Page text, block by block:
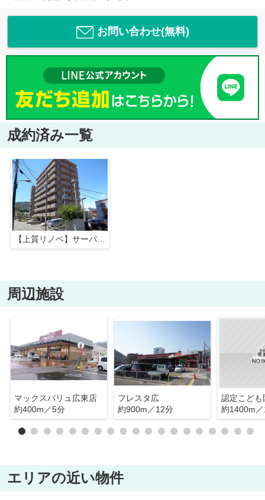
お問い合わせ(無料)
成約済み一覧
【上質リノベ】サーパス広
周辺施設
マックスバリュ広東店
約400m／5分
フレスタ広
約900m／12分
約1400m
エリアの近い物件